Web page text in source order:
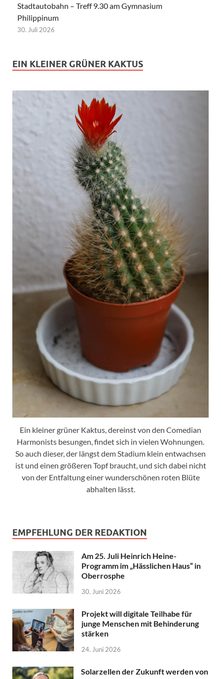
Stadtautobahn – Treff 9.30 am Gymnasium
Philippinum
30. Juli 2026
EIN KLEINER GRÜNER KAKTUS
Ein kleiner grüner Kaktus, dereinst von den Comedian
Harmonists besungen, findet sich in vielen Wohnungen.
So auch dieser, der längst dem Stadium klein entwachsen
ist und einen größeren Topf braucht, und sich dabei nicht
von der Entfaltung einer wunderschönen roten Blüte
abhalten lässt.
EMPFEHLUNG DER REDAKTION
Am 25. Juli Heinrich Heine-
Programm im „Hässlichen Haus“ in
Oberrosphe
30. Juni 2026
Projekt will digitale Teilhabe für
junge Menschen mit Behinderung
stärken
24. Juni 2026
Solarzellen der Zukunft werden von